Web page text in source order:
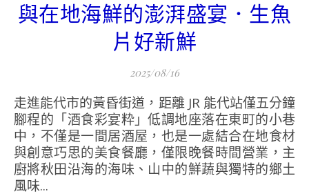
與在地海鮮的澎湃盛宴．生魚
片好新鮮
2025/08/16
走進能代市的黃昏街道，距離 JR 能代站僅五分鐘
腳程的「酒食彩宴粋」低調地座落在東町的小巷
中，不僅是一間居酒屋，也是一處結合在地食材
與創意巧思的美食餐廳，僅限晚餐時間營業，主
廚將秋田沿海的海味、山中的鮮蔬與獨特的鄉土
風味...